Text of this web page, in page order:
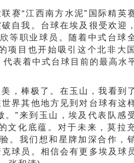
赛“江西南方水泥”国际精英
自我。台球在埃及很受欢迎
等职业球员。随着中式台球
项目也开始吸引这个北非大
表着中式台球目前的最高水
，棒极了。在玉山，我看到
界其他地方见到对台球有这
”来到玉山，埃及代表队感
文化底蕴。对于未来，莫拉
。我们想和星牌加深合作，
球员。相信会有更多埃及球